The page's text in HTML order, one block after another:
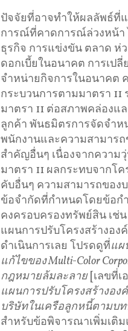
ปัจจัยที่อาจทำให้ผลลัพธ์ที่
การณ์ที่คาดการณ์ล่วงหน้า
ธุรกิจ การแข่งขัน ตลาด ห่
ดอกเบี้ยในอนาคต การเป
จำหน่ายกิจการในอนาคต
กระบวนการตามมาตรา
มาตรา 11 ต่อสภาพคล่อง
ลูกค้า พันธมิตรการจัดจำห
พนักงานและความสามาร
สำคัญอื่นๆ เนื่องจากความ
มาตรา 11 ผลกระทบจาก
คับอื่นๆ ความสามารถของ
ข้อจำกัดที่กำหนดโดยข้อก
คงครอบครองทรัพย์สิน เช่
แผนการปรับโครงสร้างอง
ดำเนินการเลย โปรดดูที่แผ
แก้ไขของMulti-Color
กฎหมายล้มละลาย[เลขที่เ
แผนการปรับโครงสร้างอ
บริษัทในเครือลูกหนี้ตามบ
สำหรับข้อพิจารณาเพิ่มเติม